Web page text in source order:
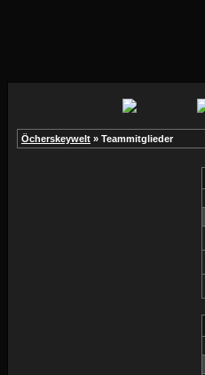
Öcherskeywelt » Teammitglieder